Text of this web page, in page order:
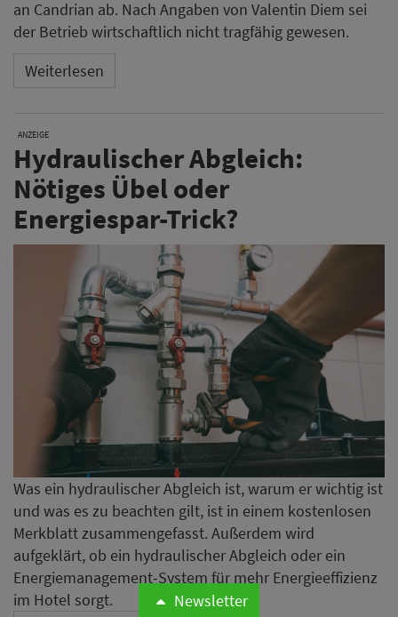
an Candrian ab. Nach Angaben von Valentin Diem sei
der Betrieb wirtschaftlich nicht tragfähig gewesen.
Weiterlesen
ANZEIGE
Hydraulischer Abgleich:
Nötiges Übel oder
Energiespar-Trick?
Was ein hydraulischer Abgleich ist, warum er wichtig ist
und was es zu beachten gilt, ist in einem kostenlosen
Merkblatt zusammengefasst. Außerdem wird
aufgeklärt, ob ein hydraulischer Abgleich oder ein
Energiemanagement-System für mehr Energieeffizienz
im Hotel sorgt.
Newsletter